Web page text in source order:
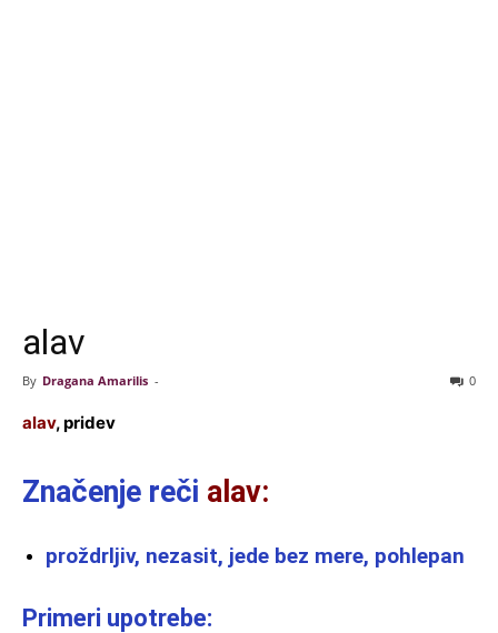
alav
By Dragana Amarilis - 0
alav, pridev
Značenje reči alav:
proždrljiv, nezasit, jede bez mere, pohlepan
Primeri upotrebe: